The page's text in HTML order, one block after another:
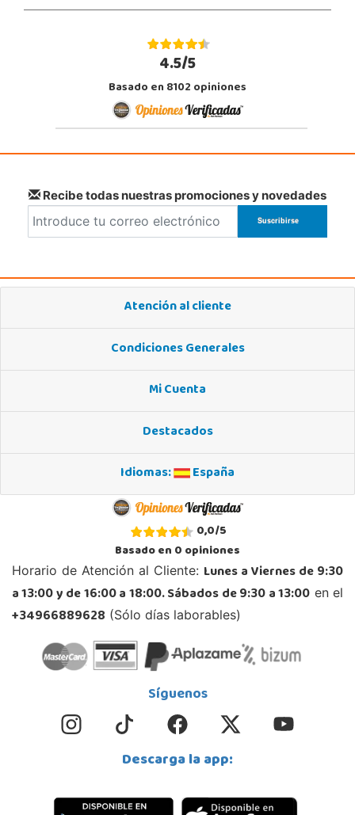
4.5/5
Basado en 8102 opiniones
Recibe todas nuestras promociones y novedades
Atención al cliente
Condiciones Generales
Mi Cuenta
Destacados
Idiomas:
España
0,0/5
Basado en0opiniones
Horario de Atención al Cliente: Lunes a Viernes de 9:30
a 13:00 y de 16:00 a 18:00. Sábados de 9:30 a 13:00 en el
+34966889628 (Sólo días laborables)
Síguenos
Descarga la app: